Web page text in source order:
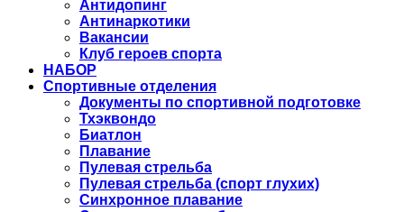
Антидопинг
Антинаркотики
Вакансии
Клуб героев спорта
НАБОР
Спортивные отделения
Документы по спортивной подготовке
Тхэквондо
Биатлон
Плавание
Пулевая стрельба
Пулевая стрельба (спорт глухих)
Синхронное плавание